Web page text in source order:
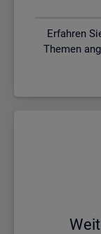
Erfahren
Themen